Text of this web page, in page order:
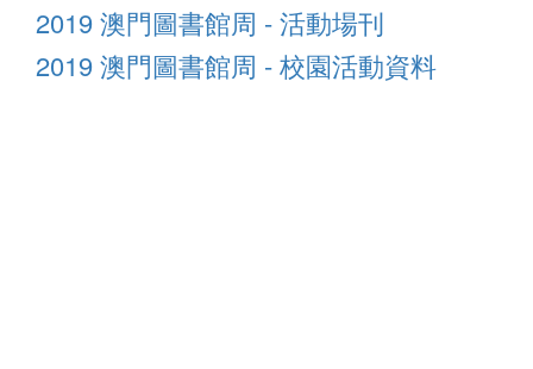
2019 澳門圖書館周 - 活動場刊
2019 澳門圖書館周 - 校園活動資料